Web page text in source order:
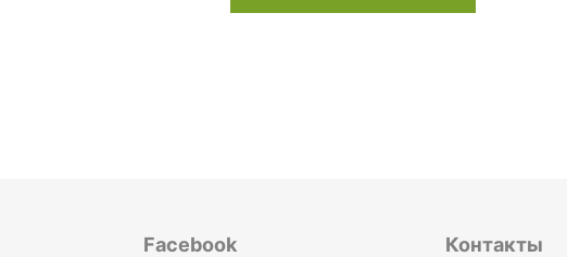
Facebook Контакты